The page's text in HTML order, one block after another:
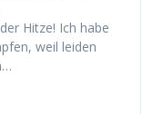
Hitze! Ich habe
weil leiden